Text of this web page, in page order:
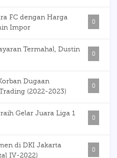
FC dengan Harga
Impor
0
Termahal, Dustin
0
Dugaan
(2022-2023)
0
Gelar Juara Liga 1
0
di DKI Jakarta
IV-2022)
0